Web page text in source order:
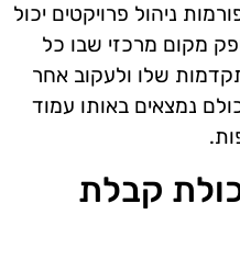
ניהול פרויקטים יכול
מקום מרכזי שבו כל
שלו ולעקוב אחר
נמצאים באותו עמוד
קבלת